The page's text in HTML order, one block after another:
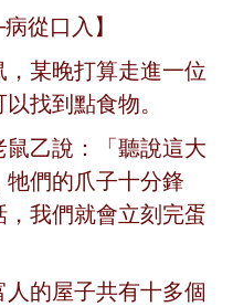
從口入】
某晚打算走進一位
找到點食物。
乙說：「聽說這大
們的爪子十分鋒
我們就會立刻完蛋
的屋子共有十多個